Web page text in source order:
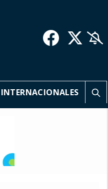
INTERNACIONALES